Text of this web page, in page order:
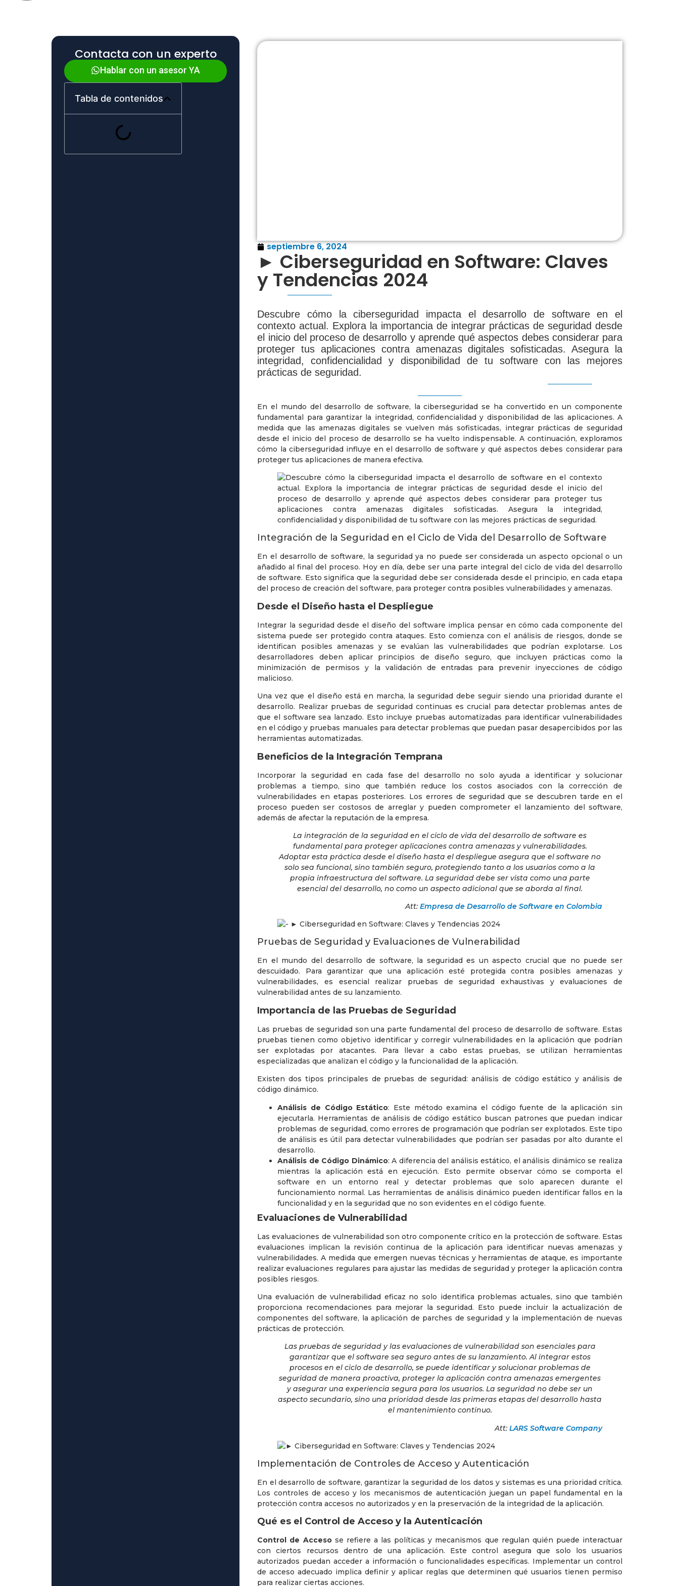
Contacta con un experto
Hablar con un asesor YA
Tabla de contenidos
septiembre 6, 2024
► Ciberseguridad en Software: Claves
y Tendencias 2024
Descubre cómo la ciberseguridad impacta el desarrollo de software en el
contexto actual. Explora la importancia de integrar prácticas de seguridad desde
el inicio del proceso de desarrollo y aprende qué aspectos debes considerar para
proteger tus aplicaciones contra amenazas digitales sofisticadas. Asegura la
integridad, confidencialidad y disponibilidad de tu software con las mejores
prácticas de seguridad.
En el mundo del desarrollo de software, la ciberseguridad se ha convertido en un componente
fundamental para garantizar la integridad, confidencialidad y disponibilidad de las aplicaciones. A
medida que las amenazas digitales se vuelven más sofisticadas, integrar prácticas de seguridad
desde el inicio del proceso de desarrollo se ha vuelto indispensable. A continuación, exploramos
cómo la ciberseguridad influye en el desarrollo de software y qué aspectos debes considerar para
proteger tus aplicaciones de manera efectiva.
Integración de la Seguridad en el Ciclo de Vida del Desarrollo de Software
En el desarrollo de software, la seguridad ya no puede ser considerada un aspecto opcional o un
añadido al final del proceso. Hoy en día, debe ser una parte integral del ciclo de vida del desarrollo
de software. Esto significa que la seguridad debe ser considerada desde el principio, en cada etapa
del proceso de creación del software, para proteger contra posibles vulnerabilidades y amenazas.
Desde el Diseño hasta el Despliegue
Integrar la seguridad desde el diseño del software implica pensar en cómo cada componente del
sistema puede ser protegido contra ataques. Esto comienza con el análisis de riesgos, donde se
identifican posibles amenazas y se evalúan las vulnerabilidades que podrían explotarse. Los
desarrolladores deben aplicar principios de diseño seguro, que incluyen prácticas como la
minimización de permisos y la validación de entradas para prevenir inyecciones de código
malicioso.
Una vez que el diseño está en marcha, la seguridad debe seguir siendo una prioridad durante el
desarrollo. Realizar pruebas de seguridad continuas es crucial para detectar problemas antes de
que el software sea lanzado. Esto incluye pruebas automatizadas para identificar vulnerabilidades
en el código y pruebas manuales para detectar problemas que puedan pasar desapercibidos por las
herramientas automatizadas.
Beneficios de la Integración Temprana
Incorporar la seguridad en cada fase del desarrollo no solo ayuda a identificar y solucionar
problemas a tiempo, sino que también reduce los costos asociados con la corrección de
vulnerabilidades en etapas posteriores. Los errores de seguridad que se descubren tarde en el
proceso pueden ser costosos de arreglar y pueden comprometer el lanzamiento del software,
además de afectar la reputación de la empresa.
La integración de la seguridad en el ciclo de vida del desarrollo de software es
fundamental para proteger aplicaciones contra amenazas y vulnerabilidades.
Adoptar esta práctica desde el diseño hasta el despliegue asegura que el software no
solo sea funcional, sino también seguro, protegiendo tanto a los usuarios como a la
propia infraestructura del software. La seguridad debe ser vista como una parte
esencial del desarrollo, no como un aspecto adicional que se aborda al final.
Att: Empresa de Desarrollo de Software en Colombia
Pruebas de Seguridad y Evaluaciones de Vulnerabilidad
En el mundo del desarrollo de software, la seguridad es un aspecto crucial que no puede ser
descuidado. Para garantizar que una aplicación esté protegida contra posibles amenazas y
vulnerabilidades, es esencial realizar pruebas de seguridad exhaustivas y evaluaciones de
vulnerabilidad antes de su lanzamiento.
Importancia de las Pruebas de Seguridad
Las pruebas de seguridad son una parte fundamental del proceso de desarrollo de software. Estas
pruebas tienen como objetivo identificar y corregir vulnerabilidades en la aplicación que podrían
ser explotadas por atacantes. Para llevar a cabo estas pruebas, se utilizan herramientas
especializadas que analizan el código y la funcionalidad de la aplicación.
Existen dos tipos principales de pruebas de seguridad: análisis de código estático y análisis de
código dinámico.
Análisis de Código Estático: Este método examina el código fuente de la aplicación sin
ejecutarla. Herramientas de análisis de código estático buscan patrones que puedan indicar
problemas de seguridad, como errores de programación que podrían ser explotados. Este tipo
de análisis es útil para detectar vulnerabilidades que podrían ser pasadas por alto durante el
desarrollo.
Análisis de Código Dinámico: A diferencia del análisis estático, el análisis dinámico se realiza
mientras la aplicación está en ejecución. Esto permite observar cómo se comporta el
software en un entorno real y detectar problemas que solo aparecen durante el
funcionamiento normal. Las herramientas de análisis dinámico pueden identificar fallos en la
funcionalidad y en la seguridad que no son evidentes en el código fuente.
Evaluaciones de Vulnerabilidad
Las evaluaciones de vulnerabilidad son otro componente crítico en la protección de software. Estas
evaluaciones implican la revisión continua de la aplicación para identificar nuevas amenazas y
vulnerabilidades. A medida que emergen nuevas técnicas y herramientas de ataque, es importante
realizar evaluaciones regulares para ajustar las medidas de seguridad y proteger la aplicación contra
posibles riesgos.
Una evaluación de vulnerabilidad eficaz no solo identifica problemas actuales, sino que también
proporciona recomendaciones para mejorar la seguridad. Esto puede incluir la actualización de
componentes del software, la aplicación de parches de seguridad y la implementación de nuevas
prácticas de protección.
Las pruebas de seguridad y las evaluaciones de vulnerabilidad son esenciales para
garantizar que el software sea seguro antes de su lanzamiento. Al integrar estos
procesos en el ciclo de desarrollo, se puede identificar y solucionar problemas de
seguridad de manera proactiva, proteger la aplicación contra amenazas emergentes
y asegurar una experiencia segura para los usuarios. La seguridad no debe ser un
aspecto secundario, sino una prioridad desde las primeras etapas del desarrollo hasta
el mantenimiento continuo.
Att: LARS Software Company
Implementación de Controles de Acceso y Autenticación
En el desarrollo de software, garantizar la seguridad de los datos y sistemas es una prioridad crítica.
Los controles de acceso y los mecanismos de autenticación juegan un papel fundamental en la
protección contra accesos no autorizados y en la preservación de la integridad de la aplicación.
Qué es el Control de Acceso y la Autenticación
Control de Accesose refiere a las políticas y mecanismos que regulan quién puede interactuar
con ciertos recursos dentro de una aplicación. Este control asegura que solo los usuarios
autorizados puedan acceder a información o funcionalidades específicas. Implementar un control
de acceso adecuado implica definir y aplicar reglas que determinen qué usuarios tienen permiso
para realizar ciertas acciones.